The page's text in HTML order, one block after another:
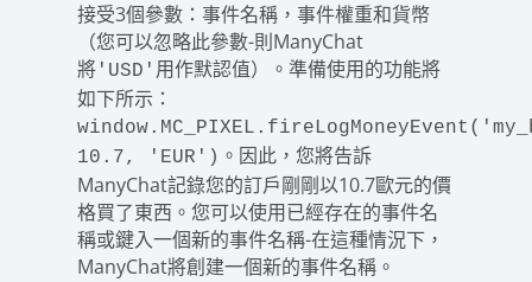
接受3個參數：事件名稱，事件權重和貨幣
（您可以忽略此參數-則ManyChat
將 'USD' 用作默認值）。準備使用的功能將
如下所示：
10.7, 'EUR') 。因此，您將告訴
ManyChat記錄您的訂戶剛剛以10.7歐元的價
格買了東西。您可以使用已經存在的事件名
稱或鍵入一個新的事件名稱-在這種情況下，
ManyChat將創建一個新的事件名稱。